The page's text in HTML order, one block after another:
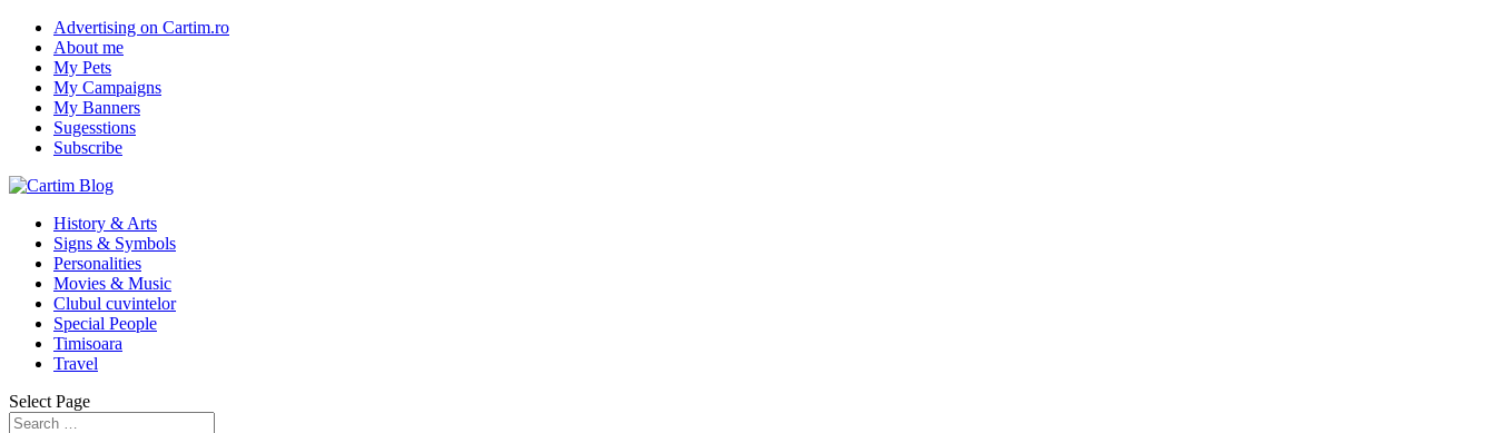
Advertising on Cartim.ro
About me
My Pets
My Campaigns
My Banners
Sugesstions
Subscribe
History & Arts
Signs & Symbols
Personalities
Movies & Music
Clubul cuvintelor
Special People
Timisoara
Travel
Select Page